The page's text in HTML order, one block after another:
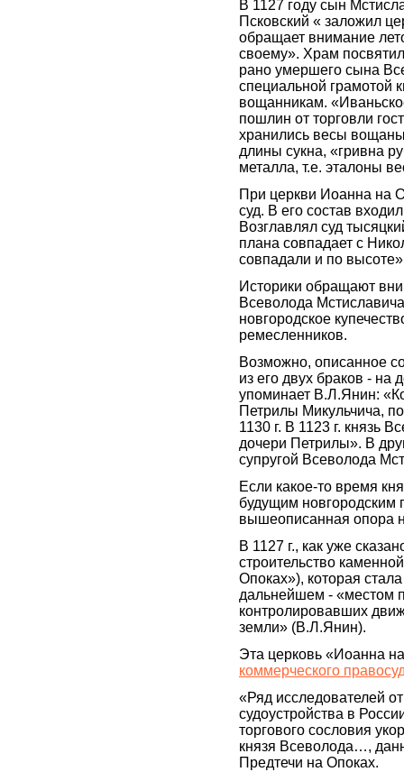
В 1127 году сын
Псковский « заложил
обращает внимание
своему». Храм
рано умершего сына
специальной грамотой
вощанникам.
пошлин от торговли
хранились весы
длины сукна, «гривна
металла, т.е. эталоны
При церкви Иоанна на
суд. В его состав
Возглавлял суд
плана совпадает с
совпадали и по высоте»
Историки обращают
Всеволода
новгородское
ремесленников.
Возможно, описанное
из его двух браков - на
упоминает В.Л.Янин:
Петрилы Микульчича,
1130 г. В 1123 г. князь
дочери Петрилы». В
супругой Всеволода
Если какое-то время
будущим новгородским
вышеописанная опора
В 1127 г., как уже
строительство
Опоках»), которая
дальнейшем - «местом
контролировавших
земли» (В.Л.Янин).
Эта церковь «Иоанна
коммерческого
«Ряд исследователей
судоустройства в
торгового сословия
князя Всеволода…,
Предтечи на Опоках.